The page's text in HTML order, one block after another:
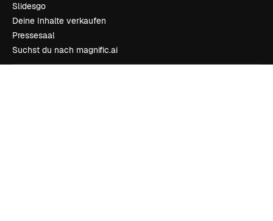
Slidesgo
Deine Inhalte verkaufen
Pressesaal
Suchst du nach magnific.ai